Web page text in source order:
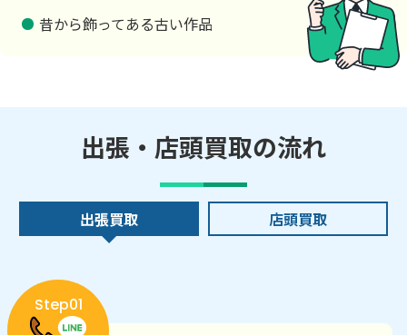
昔から飾ってある古い作品
出張・店頭買取の流れ
出張買取 店頭買取
Step01